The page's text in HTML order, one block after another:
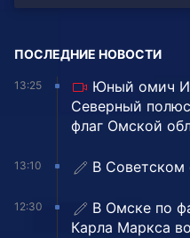
ПОСЛЕДНИЕ НОВОСТИ
13:25
Юный омич
Северный
флаг Омской
13:10 В Советском
12:30
В Омске по
Карла Маркса